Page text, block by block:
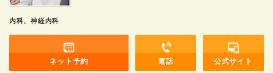
内科、神経内科
ネット予約 電話 公式サイト